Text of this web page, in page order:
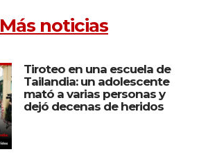
Más noticias
Tiroteo en una escuela de
Tailandia: un adolescente
mató a varias personas y
dejó decenas de heridos